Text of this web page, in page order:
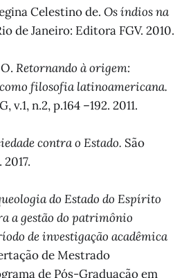
Celestino de. Os índios na
de Janeiro: Editora FGV. 2010.
Retornando à origem:
filosofia latinoamericana.
v.1, n.2, p.164 –192. 2011.
contra o Estado. São
do Estado do Espírito
a gestão do patrimônio
de investigação acadêmica
de Mestrado
de Pós-Graduação em